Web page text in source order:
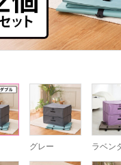
グレー ラベン